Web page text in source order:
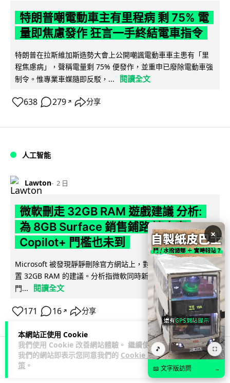
本網站正使用 Cookie
我們使用 Cookie 改善網站體驗。 繼續使用
我們的網站即表示您同意我們的 Cookie 政
策 。
特朗普嘲電動車主有里程病 剩 75% 電
量即焦慮發作 狂言一手終結電車指令
特朗普在拉斯維加斯造勢大會上公開嘲諷電動車車主患有「里
程焦慮病」，聲稱電量剩 75% 便發作，並重申已廢除電動車強
制令。惟專業車媒隨即反駁，...
閱讀全文
638 279 ↗ 分享
人工智能
Lawton 2 日
微軟刪走 32GB RAM 遊戲建議 分析:
為 8GB Surface 銷售鋪路 連自家
Copilot+ 門檻也未到
Microsoft 被發現靜靜刪除官方網站上，對遊戲玩家要為電腦配
置 32GB RAM 的建議。分析指微軟同時新推出的 8GB RAM 入
門...
閱讀全文
171 16 ↗ 分享
科技娛樂
×
🎵 ⛶
📖 文字版訪問 →